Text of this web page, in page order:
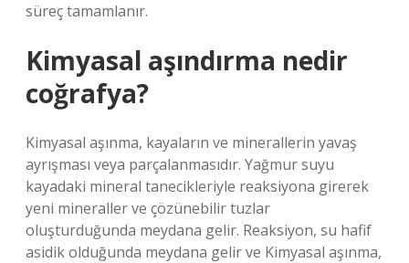
süreç tamamlanır.
Kimyasal aşındırma nedir
coğrafya?
Kimyasal aşınma, kayaların ve minerallerin yavaş
ayrışması veya parçalanmasıdır. Yağmur suyu
kayadaki mineral tanecikleriyle reaksiyona girerek
yeni mineraller ve çözünebilir tuzlar
oluşturduğunda meydana gelir. Reaksiyon, su hafif
asidik olduğunda meydana gelir ve Kimyasal aşınma,